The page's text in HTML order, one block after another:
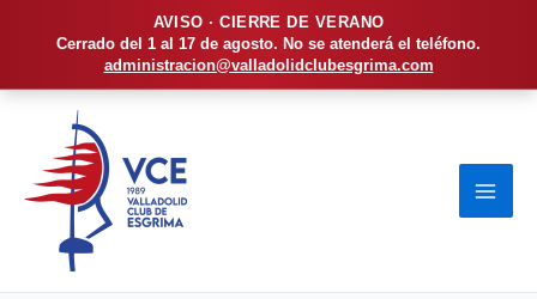
AVISO · CIERRE DE VERANO
Cerrado del 1 al 17 de agosto. No se atenderá el teléfono.
administracion@valladolidclubesgrima.com
contenido